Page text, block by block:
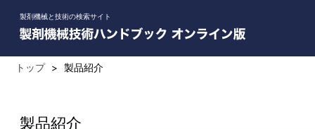
製剤機械と技術の検索サイト
トップ > 製品紹介
製品紹介